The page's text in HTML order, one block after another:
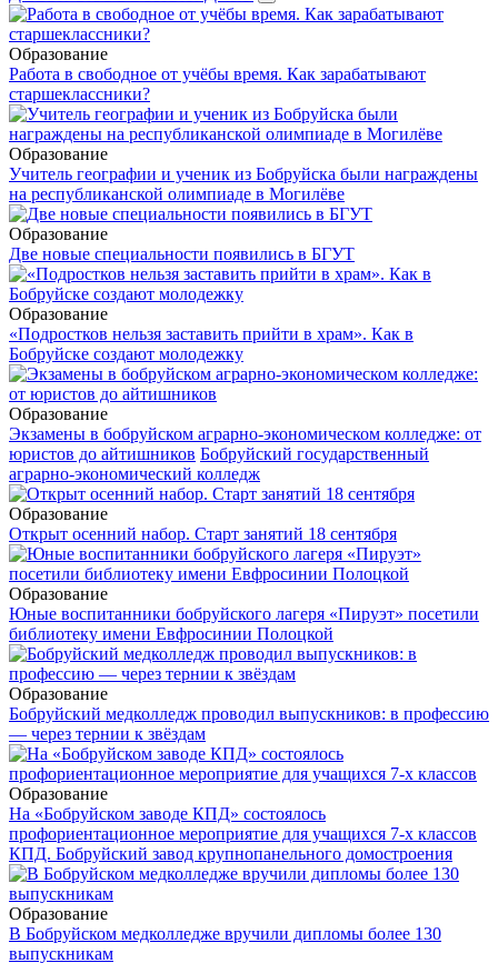
Образование
Работа в свободное от учёбы время. Как зарабатывают
старшеклассники?
Образование
Учитель географии и ученик из Бобруйска были награждены
на республиканской олимпиаде в Могилёве
Образование
Две новые специальности появились в БГУТ
Образование
«Подростков нельзя заставить прийти в храм». Как в
Бобруйске создают молодежку
Образование
Экзамены в бобруйском аграрно-экономическом колледже: от
юристов до айтишников Бобруйский государственный
аграрно-экономический колледж
Образование
Открыт осенний набор. Старт занятий 18 сентября
Образование
Юные воспитанники бобруйского лагеря «Пируэт» посетили
библиотеку имени Евфросинии Полоцкой
Образование
Бобруйский медколледж проводил выпускников: в профессию
— через тернии к звёздам
Образование
На «Бобруйском заводе КПД» состоялось
профориентационное мероприятие для учащихся 7-х классов
КПД. Бобруйский завод крупнопанельного домостроения
Образование
В Бобруйском медколледже вручили дипломы более 130
выпускникам